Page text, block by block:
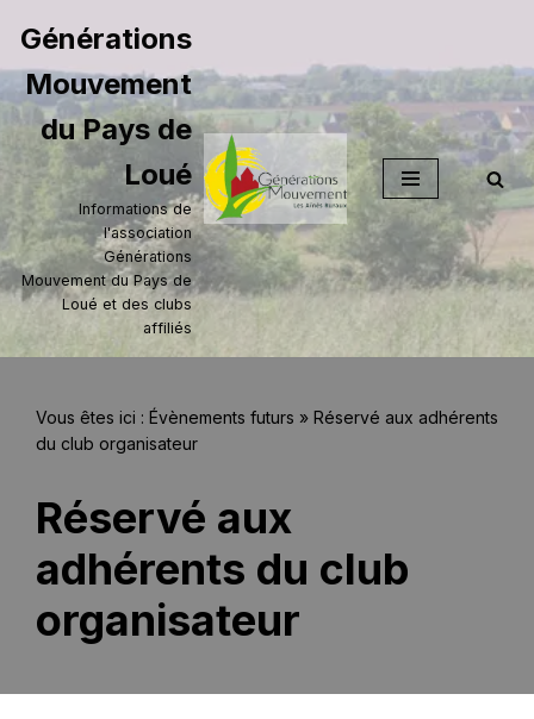
Aller
au
contenu
Générations
Mouvement
du Pays de
Loué
Informations de
l'association
Générations
Mouvement du Pays de
Loué et des clubs
affiliés
Vous êtes ici : Évènements futurs » Réservé aux adhérents
du club organisateur
Réservé aux
adhérents du club
organisateur